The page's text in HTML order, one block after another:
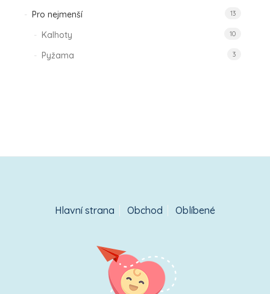
Pro nejmenší 13
Kalhoty 10
Pyžama 3
Hlavní strana Obchod Oblíbené